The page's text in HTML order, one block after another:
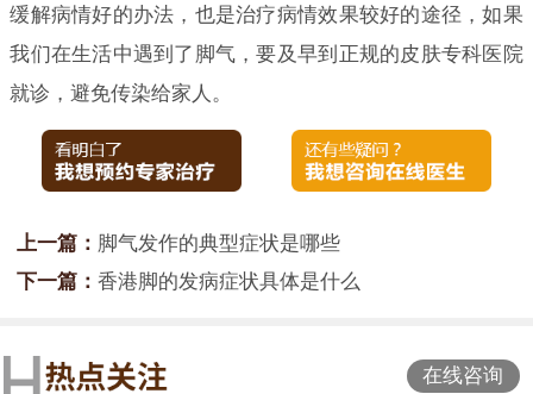
缓解病情好的办法，也是治疗病情效果较好的途径，如果
我们在生活中遇到了脚气，要及早到正规的皮肤专科医院
就诊，避免传染给家人。
上一篇： 脚气发作的典型症状是哪些
下一篇： 香港脚的发病症状具体是什么
在线咨询